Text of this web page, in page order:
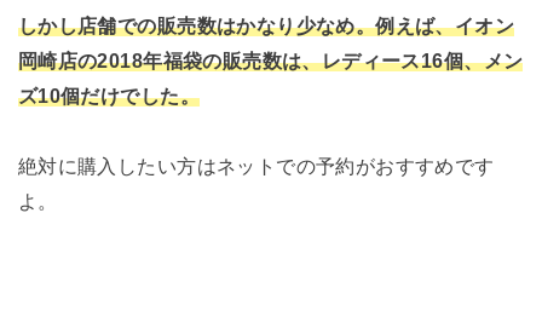
しかし店舗での販売数はかなり少なめ。例えば、イオン
岡崎店の2018年福袋の販売数は、レディース16個、メン
ズ10個だけでした。
絶対に購入したい方はネットでの予約がおすすめです
よ。